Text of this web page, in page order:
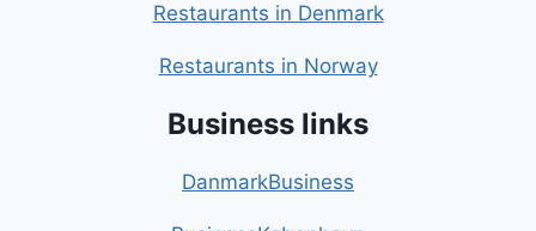
Restaurants in Denmark
Restaurants in Norway
Business links
DanmarkBusiness